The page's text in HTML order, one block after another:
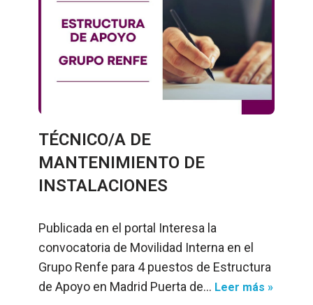
TÉCNICO/A DE
MANTENIMIENTO DE
INSTALACIONES
Publicada en el portal Interesa la
convocatoria de Movilidad Interna en el
Grupo Renfe para 4 puestos de Estructura
de Apoyo en Madrid Puerta de… Leer más »